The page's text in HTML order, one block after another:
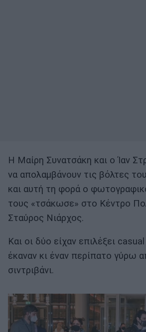
Η Μαίρη Συνατσάκη και ο Ίαν
να απολαμβάνουν τις βόλτες
και αυτή τη φορά ο
τους «τσάκωσε» στο Κέντρο
Σταύρος Νιάρχος.
Και οι δύο είχαν επιλέξει
έκαναν κι έναν περίπατο γύρω
σιντριβάνι.